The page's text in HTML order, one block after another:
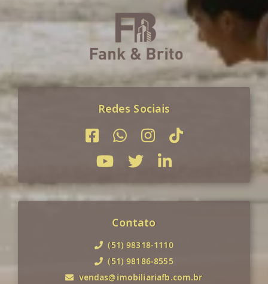
Redes Sociais
Contato
(51) 98318-1110
(51) 98186-8555
vendas@imobiliariafb.com.br